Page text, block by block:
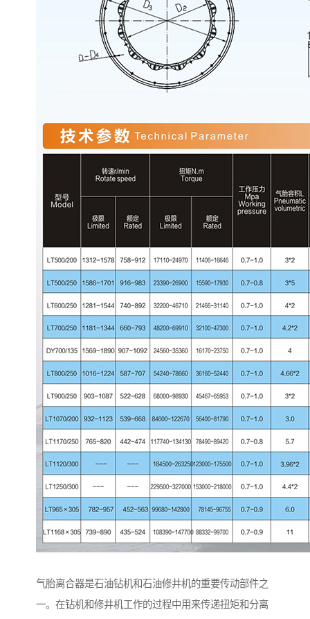
气胎离合器是石油钻机和石油修井机的重要传动部件之
一。在钻机和修井机工作的过程中用来传递扭矩和分离